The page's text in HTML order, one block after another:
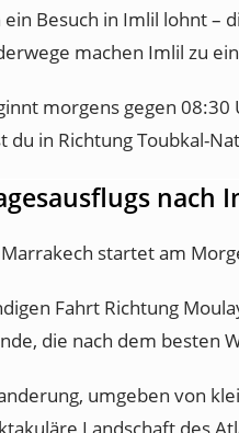
ein Besuch in Imlil lohnt
machen Imlil zu
morgens gegen
du in Richtung Toubkal-
nach
startet am
Fahrt Richtung
die nach dem besten
umgeben von